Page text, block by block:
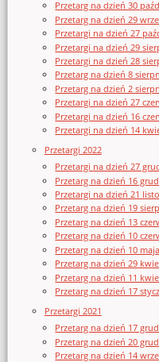
Przetarg na dzień 30
Przetarg na dzień 29
Przetargi na dzień 27
Przetargi na dzień 29
Przetargi na dzień 28
Przetarg na dzień 8
Przetarg na dzień 2
Przetargi na dzień 27
Przetargi na dzień 16
Przetargi na dzień 14
Przetargi 2022
Przetargi na dzień 27
Przetarg na dzień 16
Przetargi na dzień 21
Przetarg na dzień 19
Przetarg na dzień 13
Przetarg na dzień 10
Przetarg na dzień 10
Przetarg na dzień 29
Przetarg na dzień 11
Przetarg na dzień 17
Przetargi 2021
Przetarg na dzień 17
Przetarg na dzień 20
Przetarg na dzień 14